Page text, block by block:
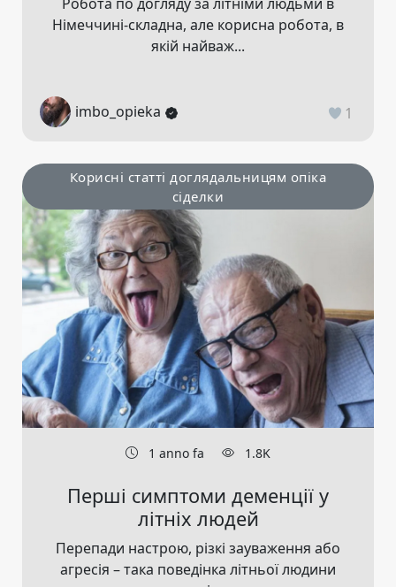
Німеччині-складна, але корисна робота, в
якій найваж...
imbo_opieka 1
Корисні статті доглядальницям опіка
сіделки
1 anno fa 1.8K
Перші симптоми деменції у
літніх людей
Перепади настрою, різкі зауваження або
агресія – така поведінка літньої людини